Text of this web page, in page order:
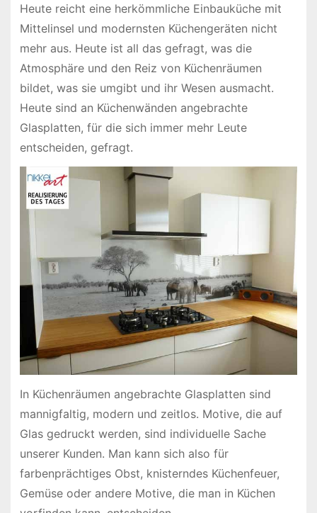
Heute reicht eine herkömmliche Einbauküche mit
Mittelinsel und modernsten Küchengeräten nicht
mehr aus. Heute ist all das gefragt, was die
Atmosphäre und den Reiz von Küchenräumen
bildet, was sie umgibt und ihr Wesen ausmacht.
Heute sind an Küchenwänden angebrachte
Glasplatten, für die sich immer mehr Leute
entscheiden, gefragt.
In Küchenräumen angebrachte Glasplatten sind
mannigfaltig, modern und zeitlos. Motive, die auf
Glas gedruckt werden, sind individuelle Sache
unserer Kunden. Man kann sich also für
farbenprächtiges Obst, knisterndes Küchenfeuer,
Gemüse oder andere Motive, die man in Küchen